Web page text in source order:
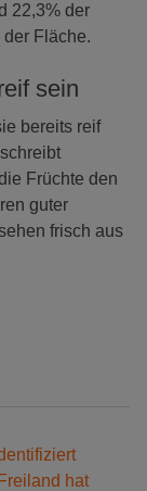
22,3% der
Fläche.
sein
bereits reif
Früchte den
guter
frisch aus
hat